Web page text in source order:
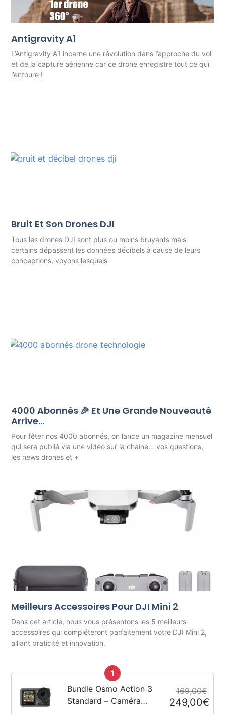
Antigravity A1
L’Antigravity A1 incarne une révolution dans l’approche du vol
et de la capture aérienne car ce drone enregistre tout ce qui
l’entoure !
Bruit Et Son Drones DJI
Tous les drones DJI sont plus ou moins bruyants mais
certains dépassent les données décibels à cause de leurs
conceptions, voyons lesquels
4000 Abonnés 🎉 Et Une Grande Nouveauté
Arrive…
Pour fêter nos 4000 abonnés, on lance un magazine mensuel
qui sera publié via une vidéo sur la chaîne… vos questions,
les news drones et +
Meilleurs Accessoires Pour DJI Mini 2
Dans cet article, nous vous présentons les 5 meilleurs
accessoires qui compléteront parfaitement votre DJI Mini 2,
alliant praticité et innovation.
1
Bundle Osmo Action 3
Standard – Caméra
169,00€
249,00€